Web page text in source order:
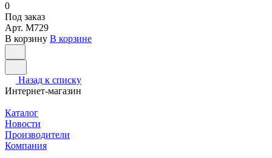
0
Под заказ
Арт. M729
В корзину В корзине
Назад к списку
Интернет-магазин
Каталог
Новости
Производители
Компания